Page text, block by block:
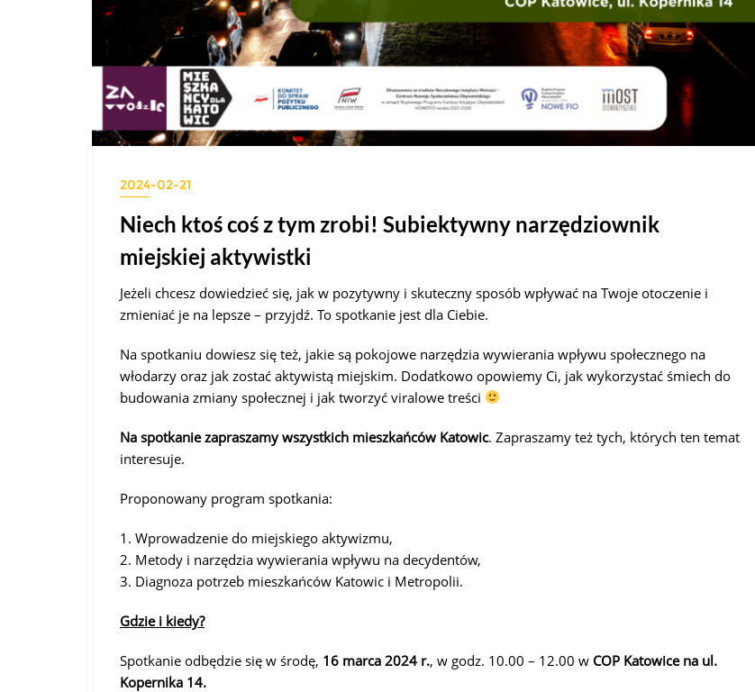
2024-02-21
Niech ktoś coś z tym zrobi! Subiektywny narzędziownik
miejskiej aktywistki
Jeżeli chcesz dowiedzieć się, jak w pozytywny i skuteczny sposób wpływać na Twoje otoczenie i
zmieniać je na lepsze – przyjdź. To spotkanie jest dla Ciebie.
Na spotkaniu dowiesz się też, jakie są pokojowe narzędzia wywierania wpływu społecznego na
włodarzy oraz jak zostać aktywistą miejskim. Dodatkowo opowiemy Ci, jak wykorzystać śmiech do
budowania zmiany społecznej i jak tworzyć viralowe treści
Na spotkanie zapraszamy wszystkich mieszkańców Katowic. Zapraszamy też tych, których ten temat
interesuje.
Proponowany program spotkania:
1. Wprowadzenie do miejskiego aktywizmu,
2. Metody i narzędzia wywierania wpływu na decydentów,
3. Diagnoza potrzeb mieszkańców Katowic i Metropolii.
Gdzie i kiedy?
Spotkanie odbędzie się w środę, 16 marca 2024 r., w godz. 10.00 – 12.00 w COP Katowice na ul.
Kopernika 14.